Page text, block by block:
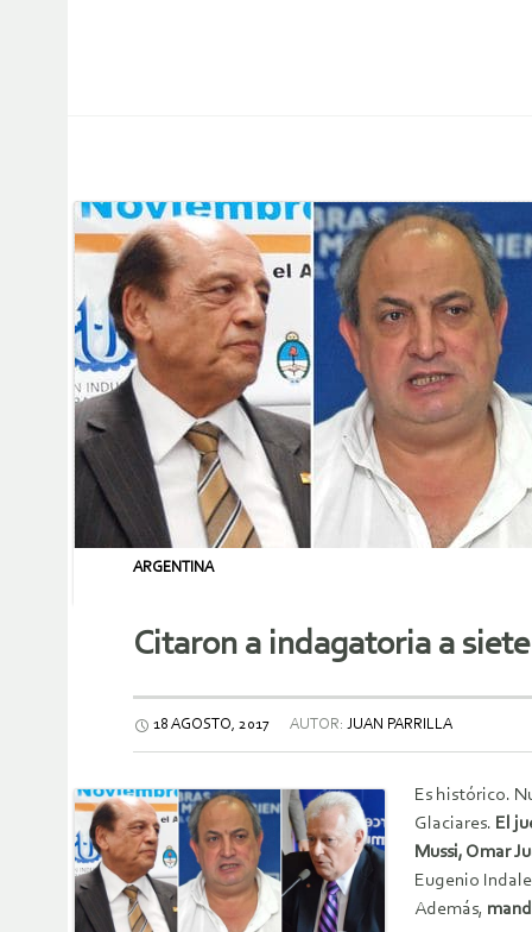
ARGENTINA
Citaron a indagatoria a
18 AGOSTO, 2017 AUTOR: JUAN PARRILLA
Es histórico.
Glaciares. El
Mussi, Omar
Eugenio
Además,